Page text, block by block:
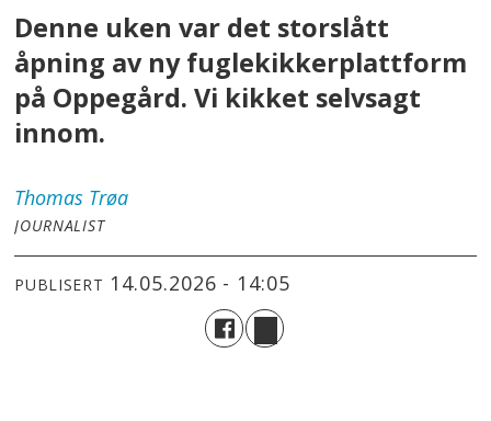
Denne uken var det storslått
åpning av ny fuglekikkerplattform
på Oppegård. Vi kikket selvsagt
innom.
Thomas Trøa
JOURNALIST
PUBLISERT 14.05.2026 - 14:05